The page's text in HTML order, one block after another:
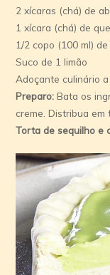
2 xí­caras (chá) de
1 xí­cara (chá) de
1/2 copo (100 ml)
Suco de 1 limão
Adoçante culinário
Preparo: Bata os
creme. Distribua em
Torta de sequilho e